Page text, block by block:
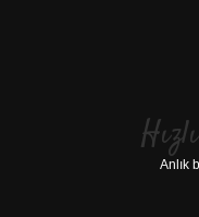
Anlık